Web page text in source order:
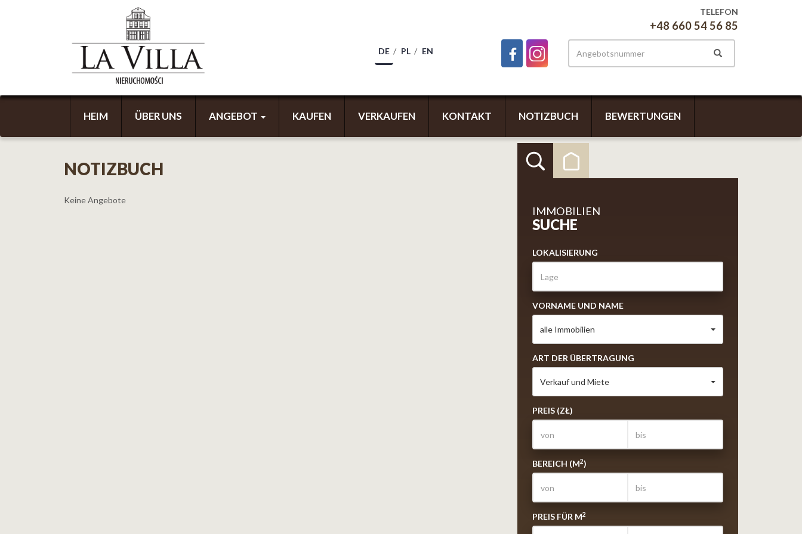
TELEFON
+48 660 54 56 85
DE PL EN
HEIM ÜBER UNS ANGEBOT KAUFEN VERKAUFEN KONTAKT NOTIZBUCH BEWERTUNGEN
IMMOBILIEN
SUCHE
LOKALISIERUNG
VORNAME UND NAME
alle Immobilien
ART DER ÜBERTRAGUNG
Verkauf und Miete
PREIS (ZŁ)
BEREICH (M2)
PREIS FÜR M2
NOTIZBUCH
Keine Angebote